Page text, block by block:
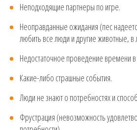
Неподходящие партнеры по игре.
Неоправданные ожидания (пес
любить все люди и другие животные, в
Недостаточное проведение времени
Какие-либо страшные события.
Люди не знают о потребностях и
Фрустрация (невозможность